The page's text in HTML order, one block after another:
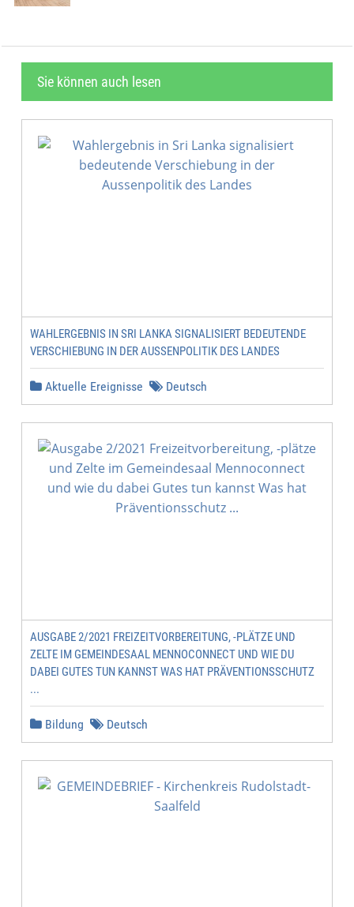
Sie können auch lesen
WAHLERGEBNIS IN SRI LANKA SIGNALISIERT BEDEUTENDE
VERSCHIEBUNG IN DER AUSSENPOLITIK DES LANDES
Aktuelle Ereignisse Deutsch
AUSGABE 2/2021 FREIZEITVORBEREITUNG, -PLÄTZE UND
ZELTE IM GEMEINDESAAL MENNOCONNECT UND WIE DU
DABEI GUTES TUN KANNST WAS HAT PRÄVENTIONSSCHUTZ
...
Bildung Deutsch